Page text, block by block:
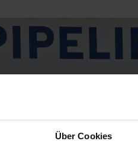
Über Cookies